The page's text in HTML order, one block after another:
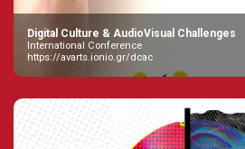
Digital Culture & AudioVisual Challenges
International Conference
https://avarts.ionio.gr/dcac